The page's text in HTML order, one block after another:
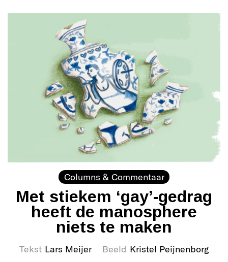
Columns & Commentaar
Met stiekem ‘gay’-gedrag
heeft de manosphere
niets te maken
Tekst Lars Meijer Beeld Kristel Peijnenborg